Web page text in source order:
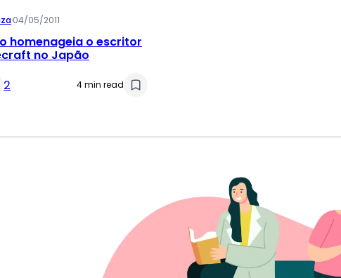
·04/05/2011
homenageia o escritor
no Japão
2 4 min read